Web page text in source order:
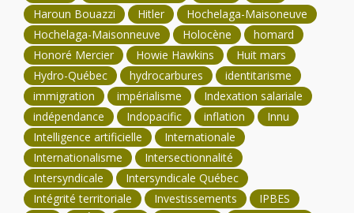
Haroun Bouazzi
Hitler
Hochelaga-Maisoneuve
Hochelaga-Maisonneuve
Holocène
homard
Honoré Mercier
Howie Hawkins
Huit mars
Hydro-Québec
hydrocarbures
identitarisme
immigration
impérialisme
Indexation salariale
indépendance
Indopacific inflation
Innu
Intelligence artificielle
Internationale
Internationalisme
Intersectionnalité
Intersyndicale
Intersyndicale Québec
Intégrité territoriale
Investissements
IPBES